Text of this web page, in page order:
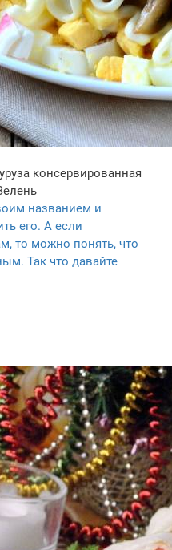
консервированная
названием и
его. А если
то можно понять, что
Так что давайте